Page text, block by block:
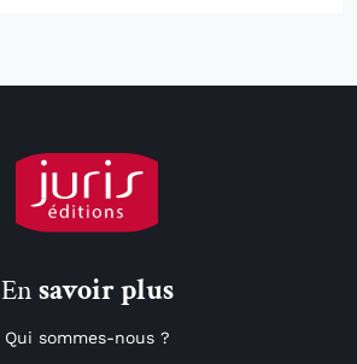
Ensavoir plus
Qui sommes-nous ?